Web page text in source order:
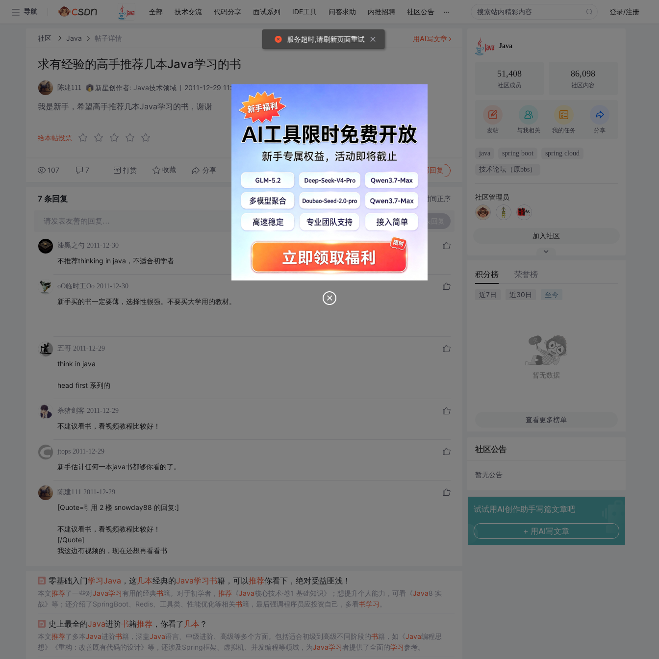
导航 全部 技术交流 代码分享 面试系列 IDE工具 问答求助 内推招聘 社区公告 ... 登录/注册
社区 Java 帖子详情
求有经验的高手推荐几本Java学习的书
陈建111 新星创作者: Java技术领域 2011-12-29 11:45:45
我是新手，希望高手推荐几本Java学习的书，谢谢
给本帖投票
107 7 打赏 收藏 分享 转发到动态 写回复
用AI写文章
7 条回复 切换为时间正序
请发表友善的回复…
漆黑之勺 2011-12-30
不推荐thinking in java，不适合初学者
oO临时工Oo 2011-12-30
新手买的书一定要薄，选择性很强。不要买大学用的教材。
五哥 2011-12-29
think in java
head first 系列的
杀猪剑客 2011-12-29
不建议看书，看视频教程比较好！
jtops 2011-12-29
新手估计任何一本java书都够你看的了。
陈建111 2011-12-29
[Quote=引用 2 楼 snowday88 的回复:]
不建议看书，看视频教程比较好！
[/Quote]
我这边有视频的，现在还想再看看书
零基础入门学习Java ，这 几本经典的Java学习书籍，可以推荐你看下，绝对受益匪浅！
本文推荐了一些对Java学习有用的经典书籍。对于初学者， 推荐 《Java核心技术·卷1 基础知识》；想提升个人能力，可看《Java8 实
战》等；还介绍了SpringBoot、Redis、工具类、性能优化等相关书籍，最后强调程序员应投资自己，多看书学习
史上最全的Java进阶书籍推荐 ，你看了 几本 ？
本文推荐了多本Java进阶书籍，涵盖Java语言、中级进阶、高级等多个方面。包括适合初级到高级不同阶段的书籍，如《Java编程思
想》《重构：改善既有代码的设计》等，还涉及Spring框架、虚拟机、并发编程等领域，为Java学习者提供了全面的学习参考。
Java
51,408
社区成员
86,098
社区内容
发帖 与我相关 我的任务 分享
java spring boot spring cloud
技术论坛（原bbs）
社区管理员
加入社区
积分榜 荣誉榜
近7日 近30日 至今
暂无数据
查看更多榜单
社区公告
暂无公告
试试用AI创作助手写篇文章吧
+ 用AI写文章
服务超时,请刷新页面重试